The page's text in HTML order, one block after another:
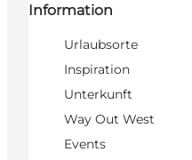
Information
Urlaubsorte
Inspiration
Unterkunft
Way Out West
Events